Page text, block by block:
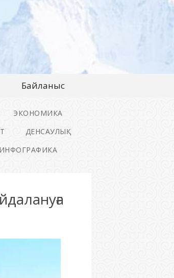
Байланыс
ЭКОНОМИКА
ДЕНСАУЛЫҚ
ИНФОГРАФИКА